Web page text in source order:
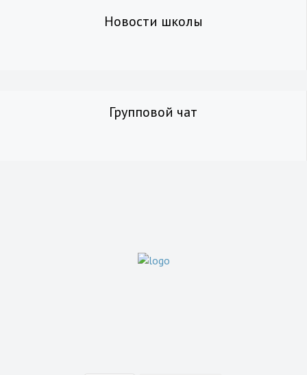
Новости школы
Групповой чат